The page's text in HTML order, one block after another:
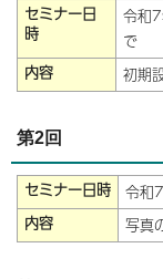
セミナー日
時
令和
で
内容
初期
第2回
セミナー日時
令和
内容
写真